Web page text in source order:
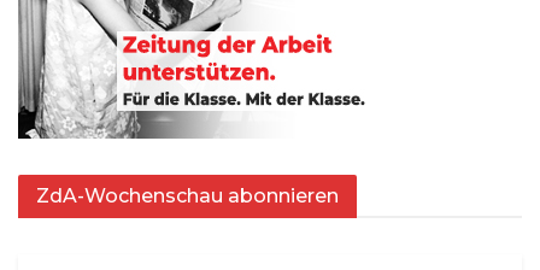
ZdA-Wochenschau abonnieren